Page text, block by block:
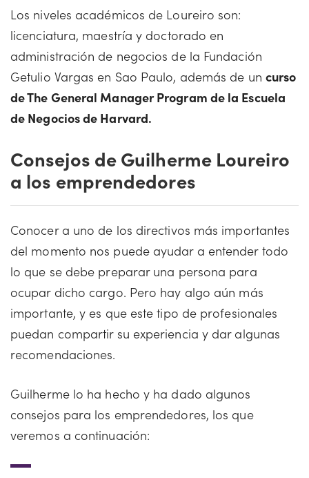
Los niveles académicos de Loureiro son:
licenciatura, maestría y doctorado en
administración de negocios de la Fundación
Getulio Vargas en Sao Paulo, además de un curso
de The General Manager Program de la Escuela
de Negocios de Harvard.
Consejos de Guilherme Loureiro
a los emprendedores
Conocer a uno de los directivos más importantes
del momento nos puede ayudar a entender todo
lo que se debe preparar una persona para
ocupar dicho cargo. Pero hay algo aún más
importante, y es que este tipo de profesionales
puedan compartir su experiencia y dar algunas
recomendaciones.
Guilherme lo ha hecho y ha dado algunos
consejos para los emprendedores, los que
veremos a continuación: